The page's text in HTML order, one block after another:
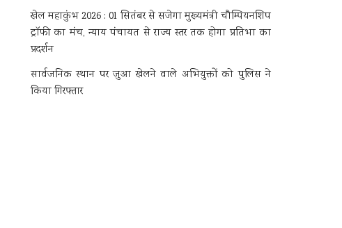
खेल महाकुंभ 2026 : 01 सितंबर से सजेगा मुख्यमंत्री चौम्पियनशिप
ट्रॉफी का मंच, न्याय पंचायत से राज्य स्तर तक होगा प्रतिभा का
प्रदर्शन
सार्वजनिक स्थान पर जुआ खेलने वाले अभियुक्तों को पुलिस ने
किया गिरफ्तार